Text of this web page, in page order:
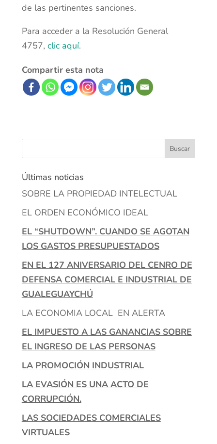
de las pertinentes sanciones.
Para acceder a la Resolución General
4757, clic aquí.
Compartir esta nota
Últimas noticias
SOBRE LA PROPIEDAD INTELECTUAL
EL ORDEN ECONÓMICO IDEAL
EL “SHUTDOWN”. CUANDO SE AGOTAN
LOS GASTOS PRESUPUESTADOS
EN EL 127 ANIVERSARIO DEL CENRO DE
DEFENSA COMERCIAL E INDUSTRIAL DE
GUALEGUAYCHÚ
LA ECONOMIA LOCAL EN ALERTA
EL IMPUESTO A LAS GANANCIAS SOBRE
EL INGRESO DE LAS PERSONAS
LA PROMOCIÓN INDUSTRIAL
LA EVASIÓN ES UNA ACTO DE
CORRUPCIÓN.
LAS SOCIEDADES COMERCIALES
VIRTUALES